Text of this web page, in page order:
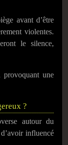
avant d’être
violentes.
le silence,
provoquant une
?
autour du
influencé